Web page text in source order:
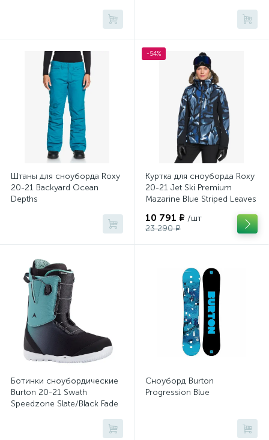
Штаны для сноуборда Roxy
20-21 Backyard Ocean
Depths
-54%
Куртка для сноуборда Roxy
20-21 Jet Ski Premium
Mazarine Blue Striped Leaves
10 791 ₽ /шт
23 290 ₽
Ботинки сноубордические
Burton 20-21 Swath
Speedzone Slate/Black Fade
Сноуборд Burton
Progression Blue